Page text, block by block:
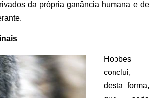
da própria ganância humana e de
Hobbes
conclui,
desta forma,